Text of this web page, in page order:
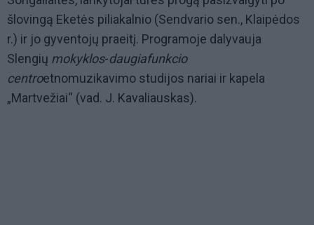
šlovingą Eketės piliakalnio (Sendvario sen., Klaipėdos
r.) ir jo gyventojų praeitį. Programoje dalyvauja
Slengių mokyklos-daugiafunkcio
centroetnomuzikavimo studijos nariai ir kapela
„Martvežiai“ (vad. J. Kavaliauskas).